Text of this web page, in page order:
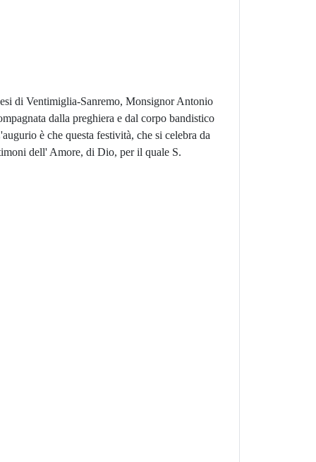
di Ventimiglia-Sanremo, Monsignor Antonio
dalla preghiera e dal corpo bandistico
è che questa festività, che si celebra da
dell' Amore, di Dio, per il quale S.